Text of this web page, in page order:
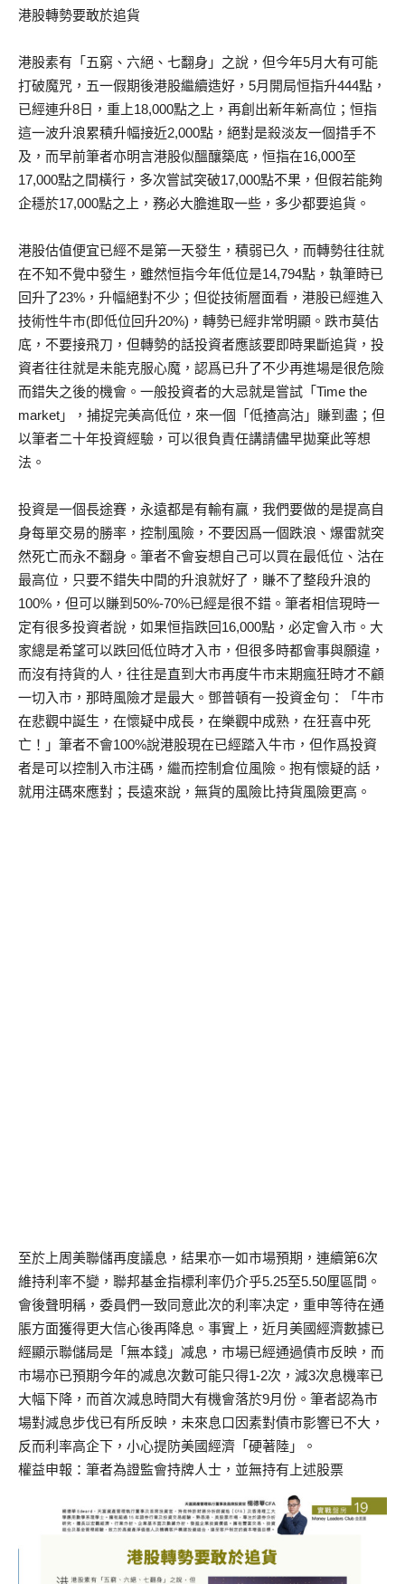
港股轉勢要敢於追貨
港股素有「五窮、六絕、七翻身」之說，但今年5月大有可能
打破魔咒，五一假期後港股繼續造好，5月開局恒指升444點，
已經連升8日，重上18,000點之上，再創出新年新高位；恒指
這一波升浪累積升幅接近2,000點，絕對是殺淡友一個措手不
及，而早前筆者亦明言港股似醞釀築底，恒指在16,000至
17,000點之間橫行，多次嘗試突破17,000點不果，但假若能夠
企穩於17,000點之上，務必大膽進取一些，多少都要追貨。
港股估值便宜已經不是第一天發生，積弱已久，而轉勢往往就
在不知不覺中發生，雖然恒指今年低位是14,794點，執筆時已
回升了23%，升幅絕對不少；但從技術層面看，港股已經進入
技術性牛市(即低位回升20%)，轉勢已經非常明顯。跌市莫估
底，不要接飛刀，但轉勢的話投資者應該要即時果斷追貨，投
資者往往就是未能克服心魔，認爲已升了不少再進場是很危險
而錯失之後的機會。一般投資者的大忌就是嘗試「Time the
market」，捕捉完美高低位，來一個「低揸高沽」賺到盡；但
以筆者二十年投資經驗，可以很負責任講請儘早拋棄此等想
法。
投資是一個長途賽，永遠都是有輸有贏，我們要做的是提高自
身每單交易的勝率，控制風險，不要因爲一個跌浪、爆雷就突
然死亡而永不翻身。筆者不會妄想自己可以買在最低位、沽在
最高位，只要不錯失中間的升浪就好了，賺不了整段升浪的
100%，但可以賺到50%-70%已經是很不錯。筆者相信現時一
定有很多投資者說，如果恒指跌回16,000點，必定會入市。大
家總是希望可以跌回低位時才入市，但很多時都會事與願違，
而沒有持貨的人，往往是直到大市再度牛市末期瘋狂時才不顧
一切入市，那時風險才是最大。鄧普頓有一投資金句：「牛市
在悲觀中誕生，在懷疑中成長，在樂觀中成熟，在狂喜中死
亡！」筆者不會100%說港股現在已經踏入牛市，但作爲投資
者是可以控制入市注碼，繼而控制倉位風險。抱有懷疑的話，
就用注碼來應對；長遠來說，無貨的風險比持貨風險更高。
至於上周美聯儲再度議息，結果亦一如市場預期，連續第6次
維持利率不變，聯邦基金指標利率仍介乎5.25至5.50厘區間。
會後聲明稱，委員們一致同意此次的利率决定，重申等待在通
脹方面獲得更大信心後再降息。事實上，近月美國經濟數據已
經顯示聯儲局是「無本錢」减息，市場已經通過債市反映，而
市場亦已預期今年的减息次數可能只得1-2次，減3次息機率已
大幅下降，而首次減息時間大有機會落於9月份。筆者認為市
場對減息步伐已有所反映，未來息口因素對債市影響已不大，
反而利率高企下，小心提防美國經濟「硬著陸」。
權益申報：筆者為證監會持牌人士，並無持有上述股票